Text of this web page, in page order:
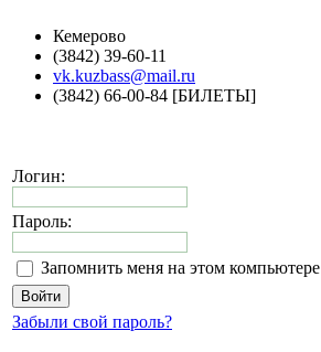
Кемерово
(3842) 39-60-11
vk.kuzbass@mail.ru
(3842) 66-00-84 [БИЛЕТЫ]
Логин:
Пароль:
Запомнить меня на этом компьютере
Забыли свой пароль?